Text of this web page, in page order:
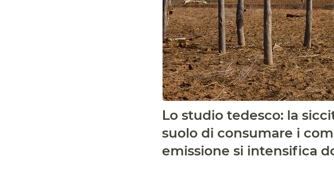
Lo studio tedesco: la
suolo di consumare i
emissione si intensifica